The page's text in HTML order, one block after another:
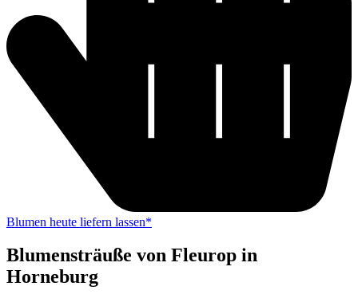
Blumen heute liefern lassen*
Blumensträuße von Fleurop in
Horneburg